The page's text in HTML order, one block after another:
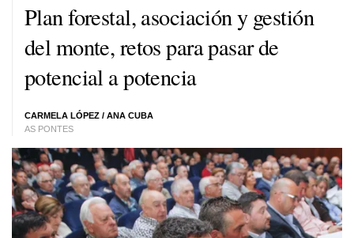
Plan forestal, asociación y gestión
del monte, retos para pasar de
potencial a potencia
CARMELA LÓPEZ / ANA CUBA
AS PONTES